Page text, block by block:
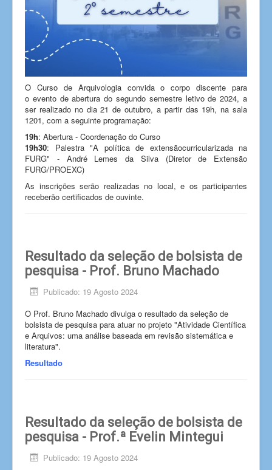
O Curso de Arquivologia convida o corpo discente para
o evento de abertura do segundo semestre letivo de 2024, a
ser realizado no dia 21 de outubro, a partir das 19h, na sala
1201, com a seguinte programação:
19h: Abertura - Coordenação do Curso
19h30: Palestra "A política de extensãocurricularizada na
FURG" - André Lemes da Silva (Diretor de Extensão
FURG/PROEXC)
As inscrições serão realizadas no local, e os participantes
receberão certificados de ouvinte.
Resultado da seleção de bolsista de
pesquisa - Prof. Bruno Machado
Publicado: 19 Agosto 2024
O Prof. Bruno Machado divulga o resultado da seleção de
bolsista de pesquisa para atuar no projeto "Atividade Científica
e Arquivos: uma análise baseada em revisão sistemática e
literatura".
Resultado
Resultado da seleção de bolsista de
pesquisa - Prof.ª Evelin Mintegui
Publicado: 19 Agosto 2024